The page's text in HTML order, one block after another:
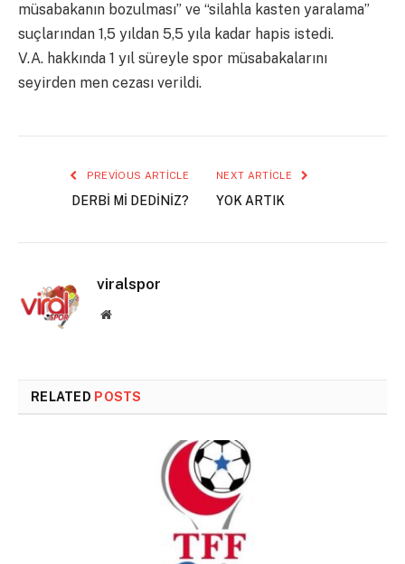
müsabakanın bozulması” ve “silahla kasten yaralama”
suçlarından 1,5 yıldan 5,5 yıla kadar hapis istedi.
V.A. hakkında 1 yıl süreyle spor müsabakalarını
seyirden men cezası verildi.
PREVIOUS ARTICLE
DERBİ Mİ DEDİNİZ?
NEXT ARTICLE
YOK ARTIK
viralspor
Website
RELATED POSTS